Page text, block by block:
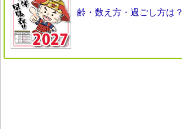
齢・数え方・過ごし方は？